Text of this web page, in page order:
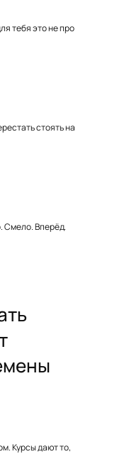
тебя это не про
стоять на
Смело. Вперёд.
Курсы дают то,